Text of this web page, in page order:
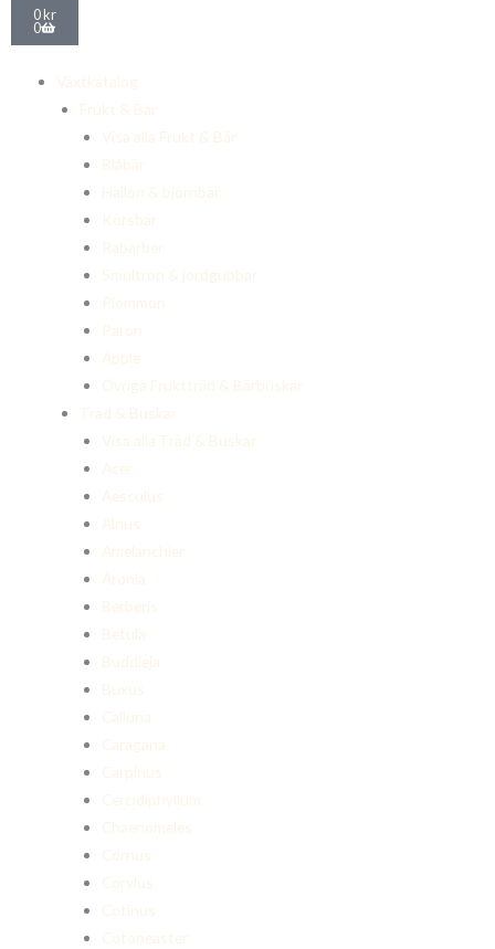
0kr
0
Växtkatalog
Frukt & Bär
Visa alla Frukt & Bär
Blåbär
Hallon & björnbär
Körsbär
Rabarber
Smultron & jordgubbar
Plommon
Päron
Äpple
Övriga Fruktträd & Bärbuskar
Träd & Buskar
Visa alla Träd & Buskar
Acer
Aesculus
Alnus
Amelanchier
Aronia
Berberis
Betula
Buddleja
Buxus
Calluna
Caragana
Carpinus
Cercidiphyllum
Chaenomeles
Cornus
Corylus
Cotinus
Cotoneaster